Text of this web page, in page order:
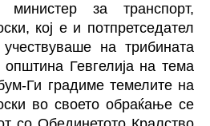
за транспорт,
кој е и потпретседател
на трибината
Гевгелија на тема
Ги градиме темелите на
во своето обраќање се